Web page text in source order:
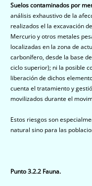
Suelos contaminados por
análisis exhaustivo de la
realizados el la excavación
Mercurio y otros metales
localizadas en la zona de
carbonífero, desde la base
ciclo superior); ni la posible
liberación de dichos
cuenta el tratamiento y
movilizados durante el
Estos riesgos son
natural sino para las
Punto 3.2.2 Fauna.